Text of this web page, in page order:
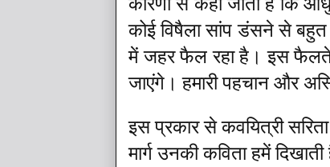
कोई विषैला सांप डंसने से
में जहर फैल रहा है। इस फैलते
जाएंगे। हमारी पहचान और
इस प्रकार से कवयित्री
मार्ग उनकी कविता हमें